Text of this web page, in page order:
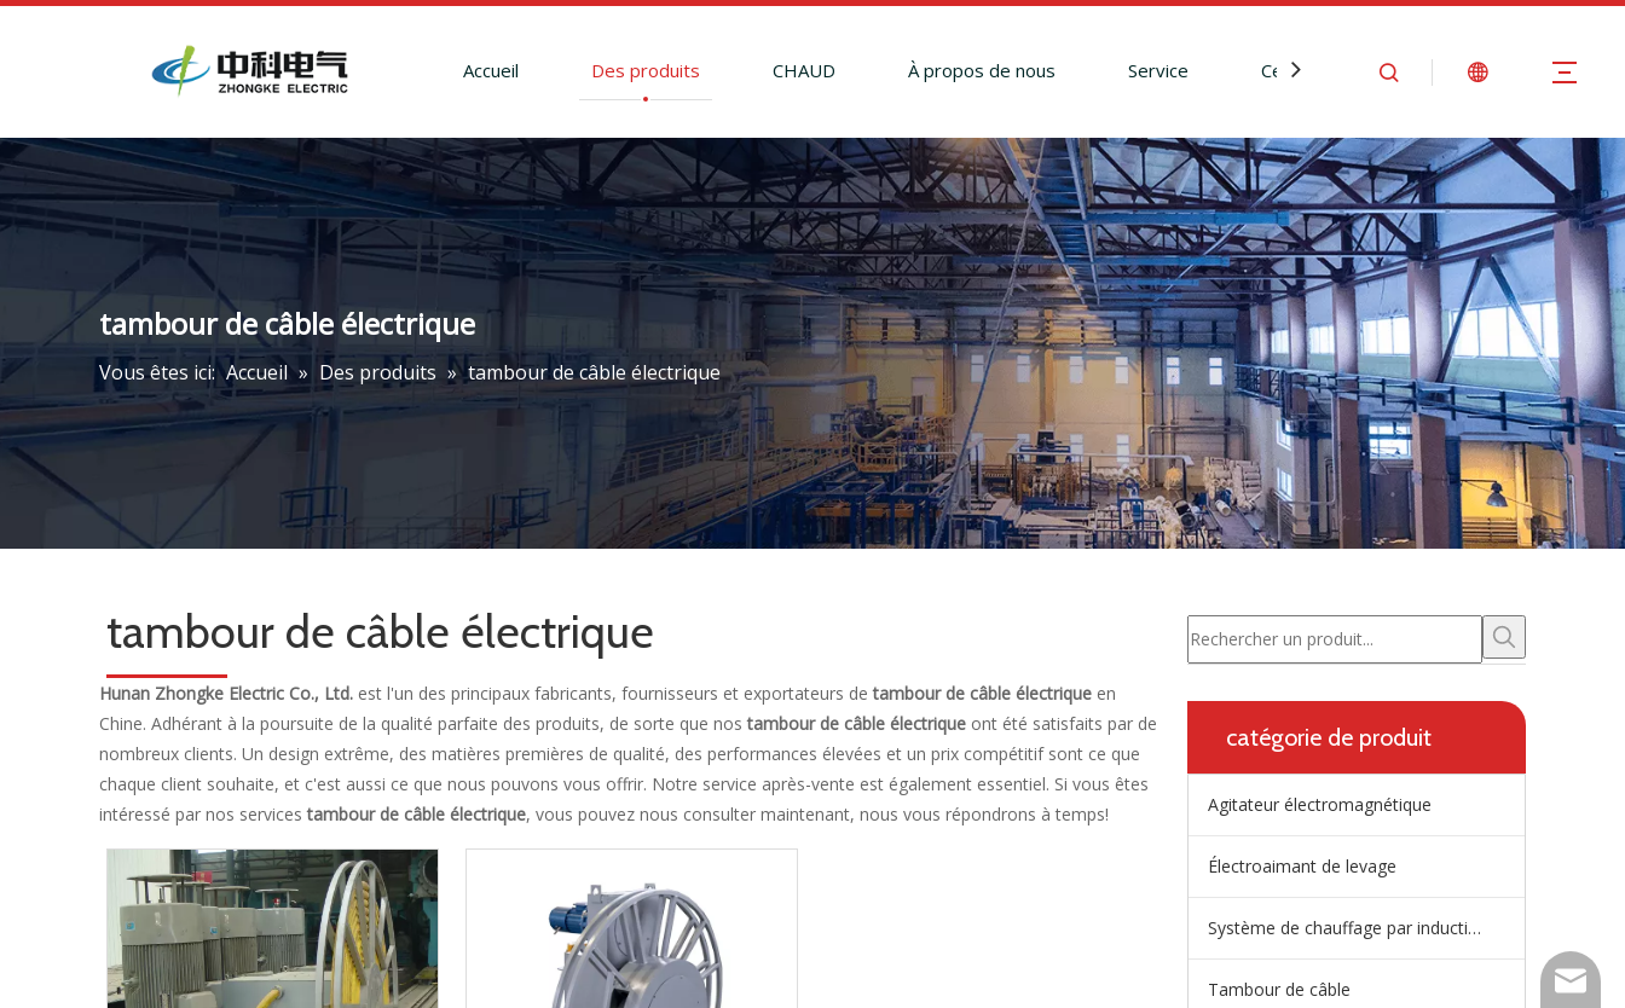
Accueil Des produits CHAUD À propos de nous Service Centre d'Information Nous
tambour de câble électrique
Vous êtes ici: Accueil » Des produits » tambour de câble électrique
tambour de câble électrique
Hunan Zhongke Electric Co., Ltd. est l'un des principaux fabricants, fournisseurs et exportateurs detambour de câble électrique en
Chine. Adhérant à la poursuite de la qualité parfaite des produits, de sorte que nostambour de câble électrique ont été satisfaits par de
nombreux clients. Un design extrême, des matières premières de qualité, des performances élevées et un prix compétitif sont ce que
chaque client souhaite, et c'est aussi ce que nous pouvons vous offrir. Notre service après-vente est également essentiel. Si vous êtes
intéressé par nos servicestambour de câble électrique, vous pouvez nous consulter maintenant, nous vous répondrons à temps!
catégorie de produit
Agitateur électromagnétique
Électroaimant de levage
Système de chauffage par induction de répartiteur
Tambour de câble